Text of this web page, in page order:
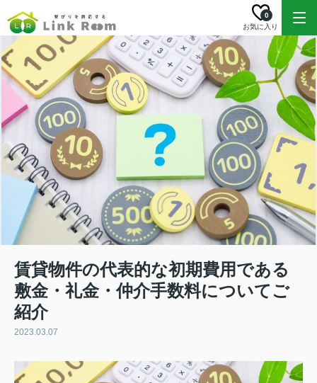
お気に入り
0
賃貸物件の代表的な初期費用である
敷金・礼金・仲介手数料についてご
紹介
2023.03.07